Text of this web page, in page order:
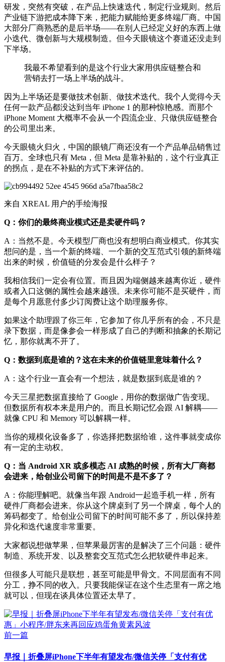
研发，突然有突破，在产品上快速迭代，制定行业规则。然后
产业链下游把成本降下来，把能力赋能给更多终端厂商。中国
大部分厂商熟悉的是后半场——在别人已经定义好的东西上做
小迭代、微创新与大规模制造。但今天眼镜这个赛道还没走到
下半场。
我最不希望看到的是这个行业大家用供应链整合和
营销去打一场上半场的战斗。
因为上半场还是要做技术创新、做技术迭代。我个人觉得今天
任何一款产品都没达到当年 iPhone 1 的那种惊艳感。而那个
iPhone Moment 大概率不会从一个四流企业、只做供应链整合
的公司里出来。
今天眼镜火归火，中国的眼镜厂商还没有一个产品单品销售过
百万。全球也只有 Meta，但 Meta 是靠补贴的，这个行业真正
的拐点，是在不补贴的方式下来评估的。
来自 XREAL 用户的手绘海报
Q：你们的最终商业模式还是卖硬件吗？
A：当然不是。今天模型厂商也没有想明白商业模式。你其实
想问的是，当一个新的终端、一个新的交互范式引领的新终端
出来的时候，价值链的分发会是什么样子？
我相信我们一定会有位置。而且因为端侧越来越离你近，硬件
或者入口这侧的属性会越来越强。未来你可能不是买硬件，而
是每个月愿意付多少订阅费让这个助理服务你。
如果这个助理跟了你三年，它参加了你几乎所有的会，不只是
录下数据，而是像参会一样形成了自己的判断和抽象的长期记
忆，那你就离不开了。
Q：数据到底是谁的？这在未来的价值链里意味着什么？
A：这个行业一直会有一个想法，就是数据到底是谁的？
今天三星把数据直接给了 Google，用你的数据做广告变现。
但数据所有权本来是用户的。而且长期记忆会跟 AI 解耦——
就像 CPU 和 Memory 可以解耦一样。
当你的规模化设备多了，你选择把数据给谁，这件事就变成你
有一定的主动权。
Q：当 Android XR 或多模态 AI 成熟的时候，所有大厂商都
会进来，给创业公司留下的时间是不是不多了？
A：你能理解吧。就像当年跟 Android一起造手机一样，所有
硬件厂商都会进来。你从这个牌桌到了另一个牌桌，每个人的
筹码都变了。给创业公司留下的时间可能不多了，所以保持差
异化和迭代速度非常重要。
大家都说想做苹果，但苹果最厉害的是解决了三个问题：硬件
制造、系统开发、以及整套交互范式怎么把软硬件串起来。
但很多人可能只是联想，甚至可能是甲骨文。不同层面有不同
分工，挣不同的收入。只要我能保证在这个生态里有一席之地
就可以，但现在谈具体位置还太早了。
前一篇
早报｜折叠屏iPhone下半年有望发布/微信关停「支付有优